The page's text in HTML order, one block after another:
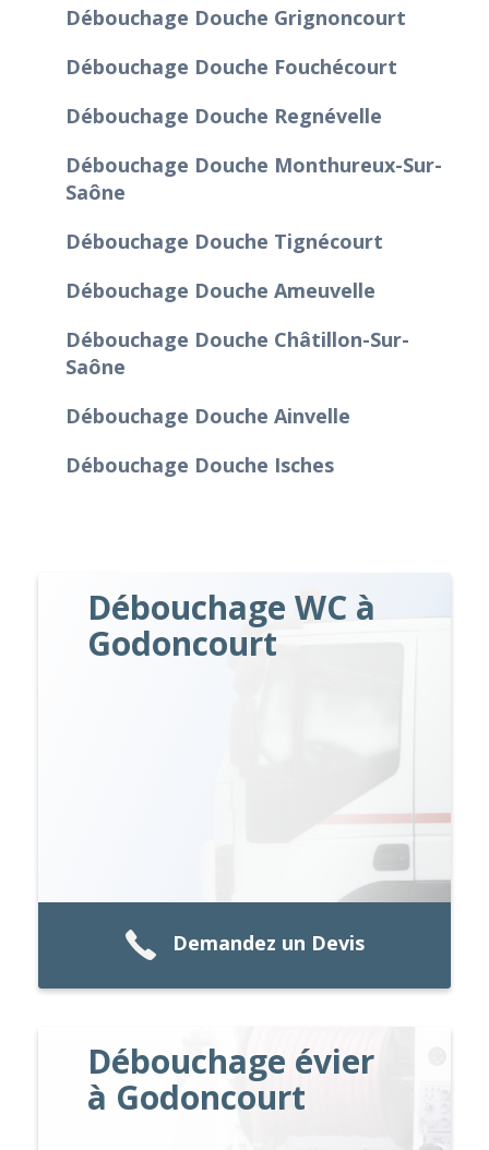
Débouchage Douche Grignoncourt
Débouchage Douche Fouchécourt
Débouchage Douche Regnévelle
Débouchage Douche Monthureux-Sur-
Saône
Débouchage Douche Tignécourt
Débouchage Douche Ameuvelle
Débouchage Douche Châtillon-Sur-
Saône
Débouchage Douche Ainvelle
Débouchage Douche Isches
Débouchage WC à
Godoncourt
Demandez un Devis
Débouchage évier
à Godoncourt